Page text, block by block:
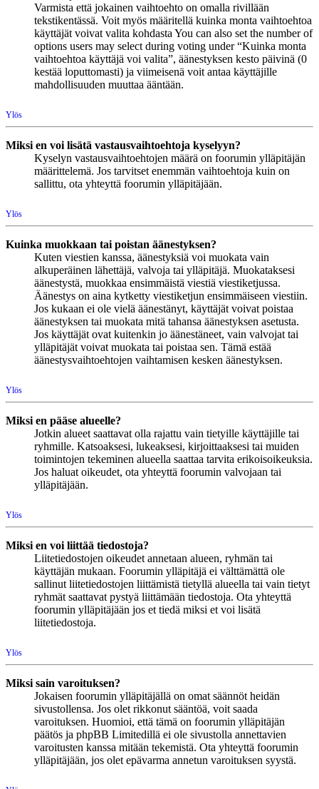
Varmista että jokainen vaihtoehto on omalla rivillään
tekstikentässä. Voit myös määritellä kuinka monta vaihtoehtoa
käyttäjät voivat valita kohdasta You can also set the number of
options users may select during voting under “Kuinka monta
vaihtoehtoa käyttäjä voi valita”, äänestyksen kesto päivinä (0
kestää loputtomasti) ja viimeisenä voit antaa käyttäjille
mahdollisuuden muuttaa ääntään.
Ylös
Miksi en voi lisätä vastausvaihtoehtoja kyselyyn?
Kyselyn vastausvaihtoehtojen määrä on foorumin ylläpitäjän
määrittelemä. Jos tarvitset enemmän vaihtoehtoja kuin on
sallittu, ota yhteyttä foorumin ylläpitäjään.
Ylös
Kuinka muokkaan tai poistan äänestyksen?
Kuten viestien kanssa, äänestyksiä voi muokata vain
alkuperäinen lähettäjä, valvoja tai ylläpitäjä. Muokataksesi
äänestystä, muokkaa ensimmäistä viestiä viestiketjussa.
Äänestys on aina kytketty viestiketjun ensimmäiseen viestiin.
Jos kukaan ei ole vielä äänestänyt, käyttäjät voivat poistaa
äänestyksen tai muokata mitä tahansa äänestyksen asetusta.
Jos käyttäjät ovat kuitenkin jo äänestäneet, vain valvojat tai
ylläpitäjät voivat muokata tai poistaa sen. Tämä estää
äänestysvaihtoehtojen vaihtamisen kesken äänestyksen.
Ylös
Miksi en pääse alueelle?
Jotkin alueet saattavat olla rajattu vain tietyille käyttäjille tai
ryhmille. Katsoaksesi, lukeaksesi, kirjoittaaksesi tai muiden
toimintojen tekeminen alueella saattaa tarvita erikoisoikeuksia.
Jos haluat oikeudet, ota yhteyttä foorumin valvojaan tai
ylläpitäjään.
Ylös
Miksi en voi liittää tiedostoja?
Liitetiedostojen oikeudet annetaan alueen, ryhmän tai
käyttäjän mukaan. Foorumin ylläpitäjä ei välttämättä ole
sallinut liitetiedostojen liittämistä tietyllä alueella tai vain tietyt
ryhmät saattavat pystyä liittämään tiedostoja. Ota yhteyttä
foorumin ylläpitäjään jos et tiedä miksi et voi lisätä
liitetiedostoja.
Ylös
Miksi sain varoituksen?
Jokaisen foorumin ylläpitäjällä on omat säännöt heidän
sivustollensa. Jos olet rikkonut sääntöä, voit saada
varoituksen. Huomioi, että tämä on foorumin ylläpitäjän
päätös ja phpBB Limitedillä ei ole sivustolla annettavien
varoitusten kanssa mitään tekemistä. Ota yhteyttä foorumin
ylläpitäjään, jos olet epävarma annetun varoituksen syystä.